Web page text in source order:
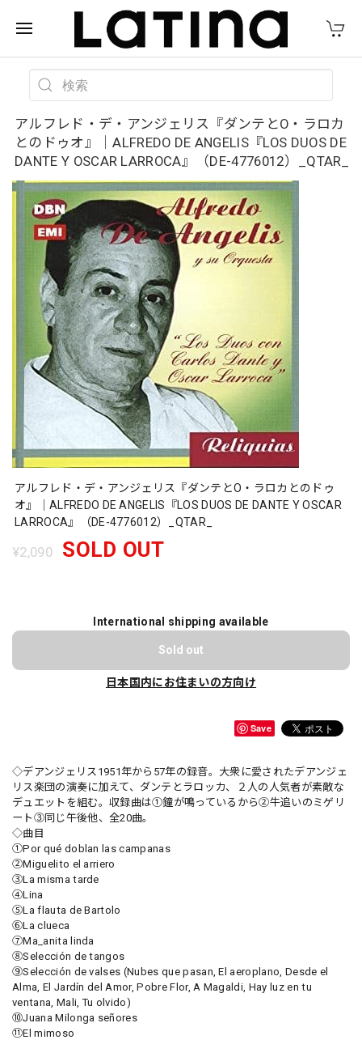
アルフレド・デ・アンジェリス『ダンテとO・ラロカ
とのドゥオ』｜ALFREDO DE ANGELIS『LOS DUOS DE
DANTE Y OSCAR LARROCA』（DE-4776012）_QTAR_
アルフレド・デ・アンジェリス『ダンテとO・ラロカとのドゥ
オ』｜ALFREDO DE ANGELIS『LOS DUOS DE DANTE Y OSCAR
LARROCA』（DE-4776012）_QTAR_
¥2,090 SOLD OUT
International shipping available
Sold out
日本国内にお住まいの方向け
Save
◇デアンジェリス1951年から57年の録音。大衆に愛されたデアンジェ
リス楽団の演奏に加えて、ダンテとラロッカ、２人の人気者が素敵な
デュエットを組む。収録曲は①鐘が鳴っているから②牛追いのミゲリ
ート③同じ午後他、全20曲。
◇曲目
①Por qué doblan las campanas
②Miguelito el arriero
③La misma tarde
④Lina
⑤La flauta de Bartolo
⑥La clueca
⑦Ma_anita linda
⑧Selección de tangos
⑨Selección de valses (Nubes que pasan, El aeroplano, Desde el
Alma, El Jardín del Amor, Pobre Flor, A Magaldi, Hay luz en tu
ventana, Mali, Tu olvido)
⑩Juana Milonga señores
⑪El mimoso